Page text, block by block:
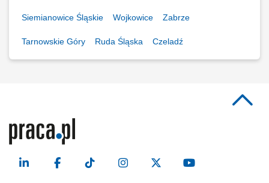
Siemianowice Śląskie Wojkowice Zabrze
Tarnowskie Góry Ruda Śląska Czeladź